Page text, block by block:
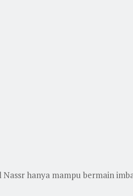
hanya mampu bermain